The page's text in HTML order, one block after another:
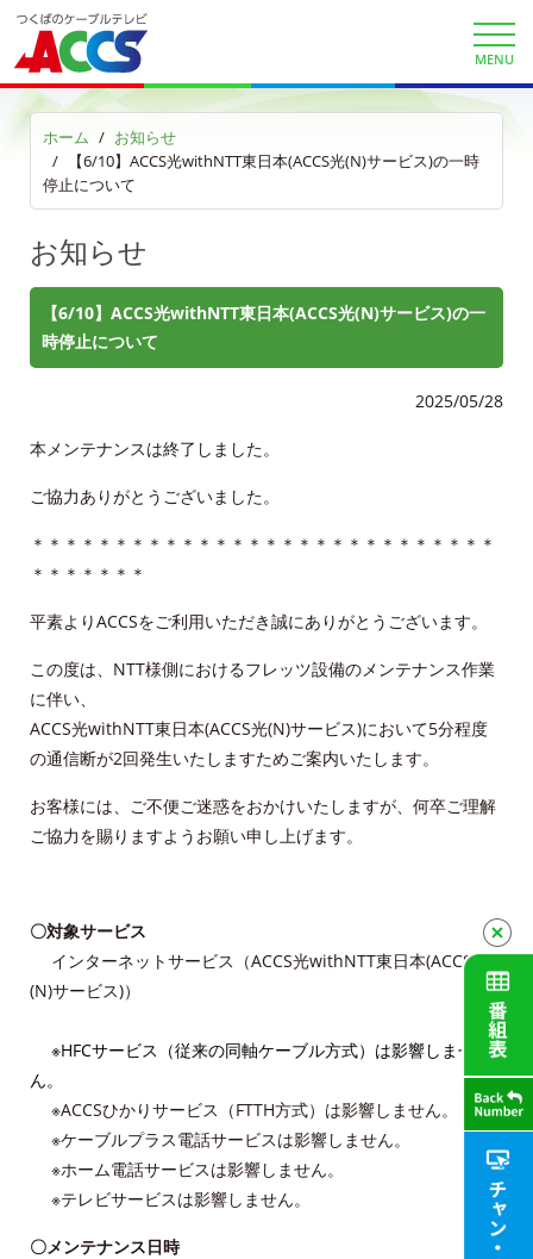
MENU
ホーム
お知らせ
【6/10】ACCS光withNTT東日本(ACCS光(N)サービス)の一時
停止について
お知らせ
【6/10】ACCS光withNTT東日本(ACCS光(N)サービス)の一
時停止について
2025/05/28
本メンテナンスは終了しました。
ご協力ありがとうございました。
＊＊＊＊＊＊＊＊＊＊＊＊＊＊＊＊＊＊＊＊＊＊＊＊＊＊＊＊
＊＊＊＊＊＊＊
平素よりACCSをご利用いただき誠にありがとうございます。
この度は、NTT様側におけるフレッツ設備のメンテナンス作業
に伴い、
ACCS光withNTT東日本(ACCS光(N)サービス)において5分程度
の通信断が2回発生いたしますためご案内いたします。
お客様には、ご不便ご迷惑をおかけいたしますが、何卒ご理解
ご協力を賜りますようお願い申し上げます。
〇対象サービス
インターネットサービス（ACCS光withNTT東日本(ACCS光
(N)サービス)）
※HFCサービス（従来の同軸ケーブル方式）は影響しませ
ん。
※ACCSひかりサービス（FTTH方式）は影響しません。
※ケーブルプラス電話サービスは影響しません。
※ホーム電話サービスは影響しません。
※テレビサービスは影響しません。
〇メンテナンス日時
財団案内
ごあいさつ
沿革
ＡＣＣＳ40年のあゆみ
法人情報
ＡＣＣＳ番組基準
放送番組審議会議事録
ACCSTV
ACCSnet
Cable-plus Phone
ACCS Cable Connection